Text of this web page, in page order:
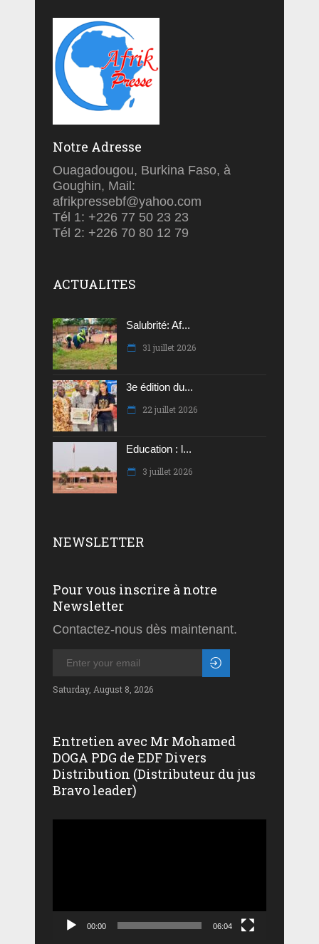
Notre Adresse
Ouagadougou, Burkina Faso, à
Goughin, Mail:
afrikpressebf@yahoo.com
Tél 1: +226 77 50 23 23
Tél 2: +226 70 80 12 79
ACTUALITES
Salubrité: Af...
31 juillet 2026
3e édition du...
22 juillet 2026
Education : l...
3 juillet 2026
NEWSLETTER
Pour vous inscrire à notre
Newsletter
Contactez-nous dès maintenant.
Saturday, August 8, 2026
Entretien avec Mr Mohamed
DOGA PDG de EDF Divers
Distribution (Distributeur du jus
Bravo leader)
00:00 06:04